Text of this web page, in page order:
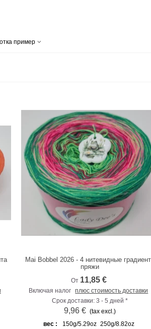
пример
К сравнению
Mai Bobbel 2026 - 4 нитевидные
пряжи
От 11,85 €
Включая налог плюс стоимость доставки
Срок доставки: 3 - 5 дней *
9,96 € (tax excl.)
вес :
150g/5.29oz 250g/8.82oz